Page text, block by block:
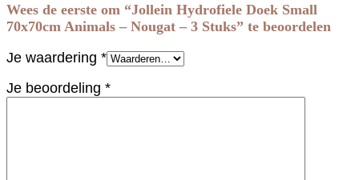
Wees de eerste om “Jollein Hydrofiele Doek Small
70x70cm Animals – Nougat – 3 Stuks” te beoordelen
Je waardering *
Je beoordeling *